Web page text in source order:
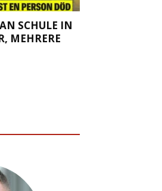
SCHULE IN
MEHRERE